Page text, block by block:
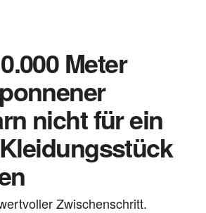
Meter
nicht für ein
Zwischenschritt.